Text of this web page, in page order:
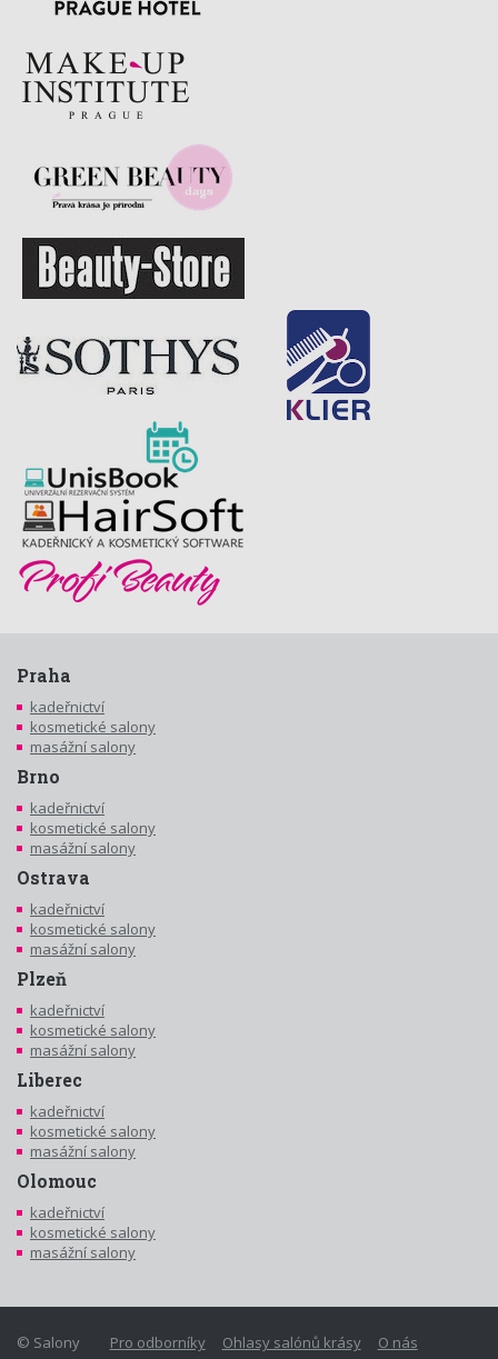
Praha
kadeřnictví
kosmetické salony
masážní salony
Brno
kadeřnictví
kosmetické salony
masážní salony
Ostrava
kadeřnictví
kosmetické salony
masážní salony
Plzeň
kadeřnictví
kosmetické salony
masážní salony
Liberec
kadeřnictví
kosmetické salony
masážní salony
Olomouc
kadeřnictví
kosmetické salony
masážní salony
Pro odborníky Ohlasy salónů krásy O nás
© Salony